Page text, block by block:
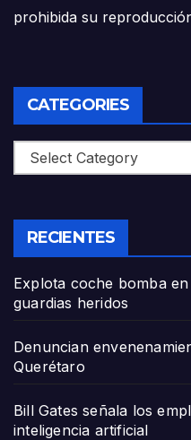
prohibida su
CATEGORIES
Categories
RECIENTES
Explota coche bomba
guardias heridos
Denuncian
Querétaro
Bill Gates señala los
inteligencia artificial